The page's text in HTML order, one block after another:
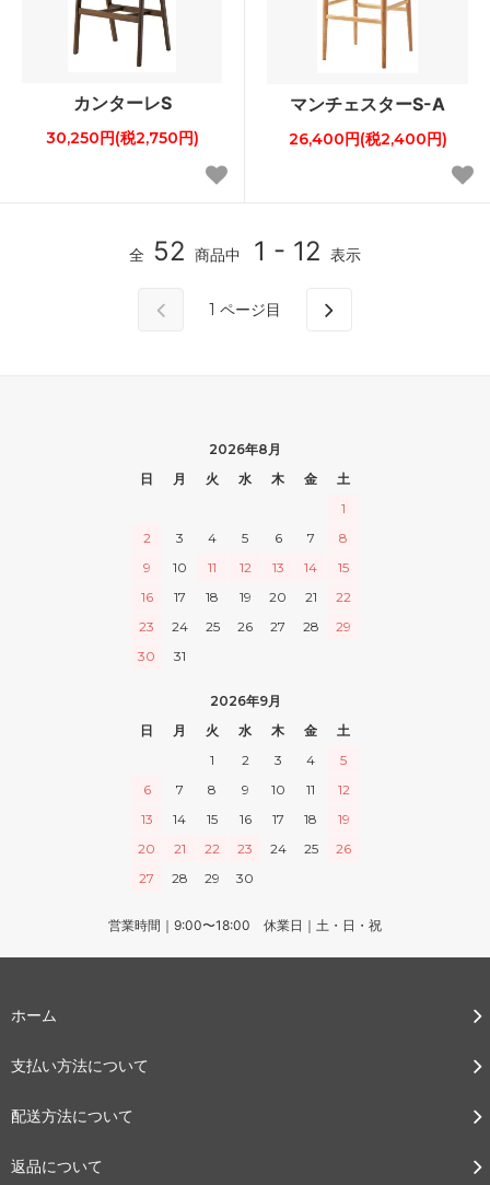
カンターレS
30,250円(税2,750円)
マンチェスターS-A
26,400円(税2,400円)
全 52 商品中 1 - 12 表示
1 ページ目
2026年8月
日
月 火 水 木 金
土
1
2
3 4 5 6 7
8
9
10 11 12 13 14
15
16
17 18 19 20 21
22
23
24 25 26 27 28
29
30
31
2026年9月
日
月 火 水 木 金
土
1
2 3 4
5
6
7 8 9 10 11
12
13
14 15 16 17 18
19
20
21 22 23 24 25
26
27
28 29 30
営業時間｜9:00〜18:00 休業日｜土・日・祝
ホーム
支払い方法について
配送方法について
返品について